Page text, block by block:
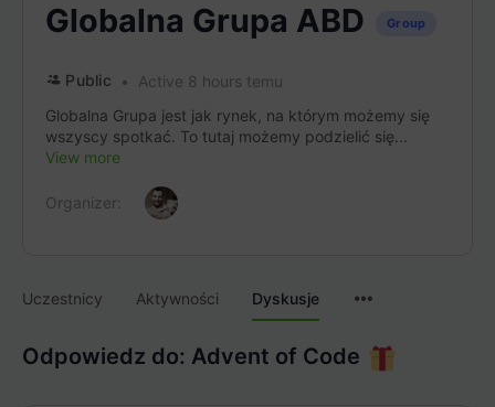
Globalna Grupa ABD Group
Public
Active 8 hours temu
Globalna Grupa jest jak rynek, na którym możemy się
wszyscy spotkać. To tutaj możemy podzielić się...
View more
Organizer:
Uczestnicy Aktywności Dyskusje
Odpowiedz do: Advent of Code